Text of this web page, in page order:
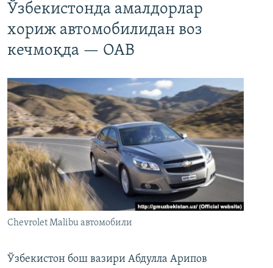
Ўзбекистонда амалдорлар
хориж автомобилидан воз
кечмоқда — ОАВ
Chevrolet Malibu автомобили
Ўзбекистон бош вазири Абдулла Арипов